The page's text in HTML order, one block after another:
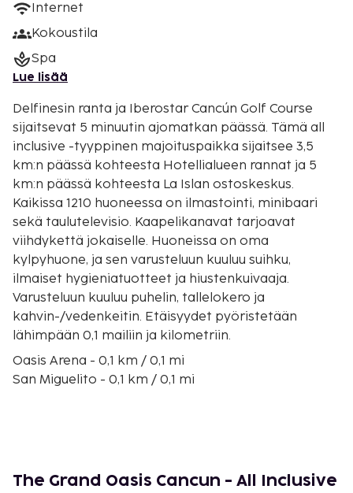
Internet
Kokoustila
Spa
Lue lisää
Delfinesin ranta ja Iberostar Cancún Golf Course
sijaitsevat 5 minuutin ajomatkan päässä. Tämä all
inclusive -tyyppinen majoituspaikka sijaitsee 3,5
km:n päässä kohteesta Hotellialueen rannat ja 5
km:n päässä kohteesta La Islan ostoskeskus.
Kaikissa 1210 huoneessa on ilmastointi, minibaari
sekä taulutelevisio. Kaapelikanavat tarjoavat
viihdykettä jokaiselle. Huoneissa on oma
kylpyhuone, ja sen varusteluun kuuluu suihku,
ilmaiset hygieniatuotteet ja hiustenkuivaaja.
Varusteluun kuuluu puhelin, tallelokero ja
kahvin-/vedenkeitin. Etäisyydet pyöristetään
lähimpään 0,1 mailiin ja kilometriin.
Oasis Arena - 0,1 km / 0,1 mi
San Miguelito - 0,1 km / 0,1 mi
Ballenasin ranta - 1,9 km / 1,2 mi
The Grand Oasis Cancun - All Inclusive